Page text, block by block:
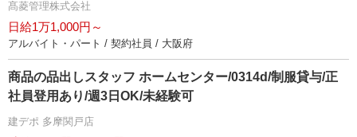
髙菱管理株式会社
日給1万1,000円～
アルバイト・パート / 契約社員 / 大阪府
商品の品出しスタッフ ホームセンター/0314d/制服貸与/正
社員登用あり/週3日OK/未経験可
建デポ 多摩関戸店